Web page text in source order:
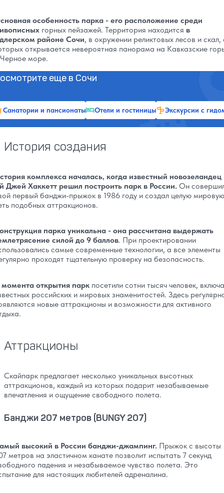
особенность парка - его расположение среди
горных пейзажей. Территория находится в
районе Сочи, в окружении реликтовых лесов и скал,
открывается невероятная панорама на Кавказские
море.
еще в Сочи
Санатории и пансионаты Отели и гостиницы Экскурсии с
История создания
комплекса началась, когда известный новозеландец
Джей Хаккетт решил построить парк в России. Он
первый банджи-прыжок в 1986 году и создал целую мировую
подобных аттракционов.
парка уникальна - она рассчитана выдержать
силой до 9 баллов. При проектировании
самые современные технологии, а все элементы
проходят тщательную проверку на безопасность.
открытия парк посетили сотни тысяч человек,
российских и мировых знаменитостей. Здесь
новые аттракционы и возможности для активного
Аттракционы
Скайпарк предлагает несколько уникальных высотных
аттракционов, каждый из которых подарит незабываемые
впечатления и ощущение свободного полета.
Банджи 207 метров (BUNGY 207)
высокий в России банджи-джампинг. Прыжок с высоты
метров на эластичном канате позволит испытать 7 секунд
падения и незабываемое чувство полета. Это
для настоящих любителей адреналина.